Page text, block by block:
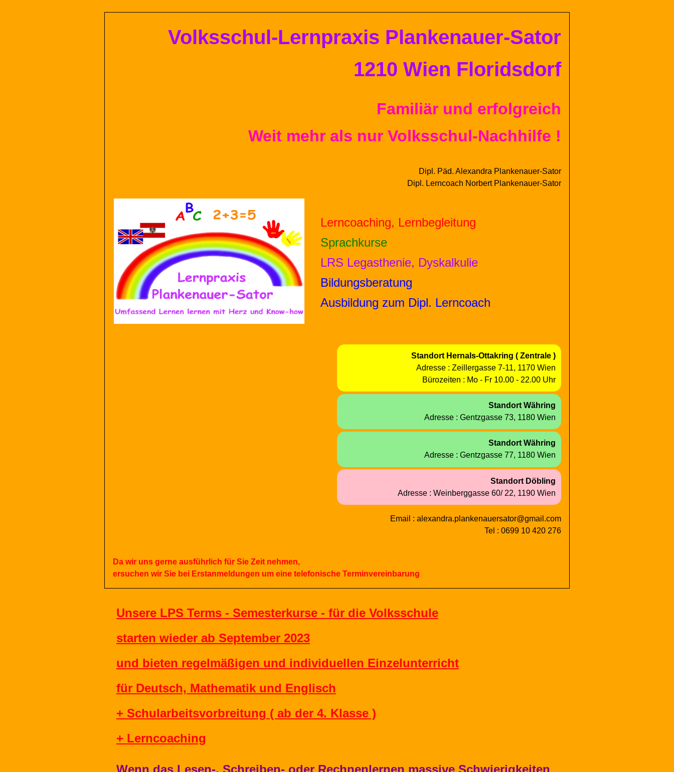
Volksschul-Lernpraxis Plankenauer-Sator
1210 Wien Floridsdorf
Familiär und erfolgreich
Weit mehr als nur Volksschul-Nachhilfe !
Dipl. Päd. Alexandra Plankenauer-Sator
Dipl. Lerncoach Norbert Plankenauer-Sator
Lerncoaching, Lernbegleitung
Sprachkurse
LRS Legasthenie, Dyskalkulie
Bildungsberatung
Ausbildung zum Dipl. Lerncoach
StandortHernal s-Ottakring ( Zentrale )
Adresse : Zei ergasse7-11, 1170 Wien
Bürozeiten : Mo - Fr 10.00- 22.00 Uhr
Standort Währing
Adresse : Gentzgasse73, 1180 Wien
Standort Währing
Adresse : Gentzgasse 77, 1180 Wien
Standort Döbl ing
Adresse : Weinberggasse60/22, 1190Wien
Email : alexandra.plankenauersator@gmail.com
Tel : 0699 10 420 276
Da wir uns gerne ausführlich für Sie Zeit nehmen,
ersuchen wir Sie bei Erstanmeldungen um eine telefonische Terminvereinbarung
Unsere LPS Terms - Semesterkurse - für die Volksschule
starten wieder ab September 2023
und bieten regelmäßigen und individuellen Einzelunterricht
für Deutsch, Mathematik und Englisch
+ Schularbeitsvorbreitung ( ab der 4. Klasse )
+ Lerncoaching
Wenn das Lesen-, Schreiben- oder Rechnenlernen massive Schwierigkeiten